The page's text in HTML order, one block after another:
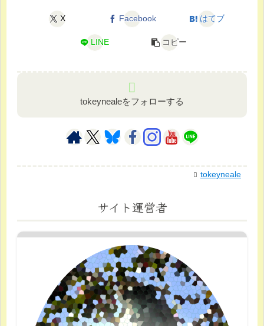
X Facebook はてブ
LINE コピー
tokeynealeをフォローする
tokeyneale
サイト運営者